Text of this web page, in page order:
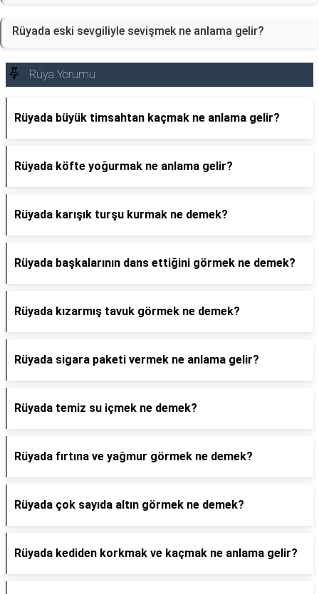
Rüyada eski sevgiliyle sevişmek ne anlama gelir?
Rüya Yorumu
Rüyada büyük timsahtan kaçmak ne anlama gelir?
Rüyada köfte yoğurmak ne anlama gelir?
Rüyada karışık turşu kurmak ne demek?
Rüyada başkalarının dans ettiğini görmek ne demek?
Rüyada kızarmış tavuk görmek ne demek?
Rüyada sigara paketi vermek ne anlama gelir?
Rüyada temiz su içmek ne demek?
Rüyada fırtına ve yağmur görmek ne demek?
Rüyada çok sayıda altın görmek ne demek?
Rüyada kediden korkmak ve kaçmak ne anlama gelir?